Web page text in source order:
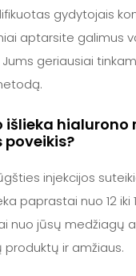
gydytojais
aptarsite galimus
geriausiai
išlieka hialurono
poveikis?
injekcijos
paprastai nuo 12 iki
nuo jūsų medžiagų
ir amžiaus.